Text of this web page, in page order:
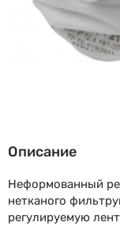
Описание
Неформованный
нетканого
регулируемую